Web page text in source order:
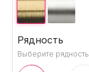
Рядность
Выберите рядность